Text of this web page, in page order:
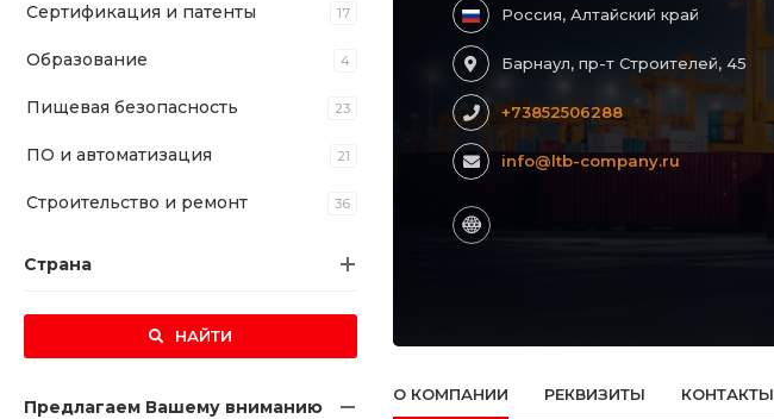
Сертификация и патенты 17
Образование 4
Пищевая безопасность 23
ПО и автоматизация 21
Строительство и ремонт 36
Страна
НАЙТИ
Предлагаем Вашему вниманию
Россия, Алтайский край
Барнаул, пр-т Строителей, 45
+73852506288
info@ltb-company.ru
О КОМПАНИИ РЕКВИЗИТЫ КОНТАКТЫ